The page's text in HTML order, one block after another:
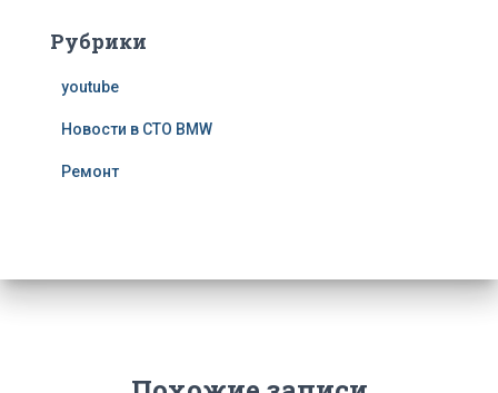
Рубрики
youtube
Новости в СТО BMW
Ремонт